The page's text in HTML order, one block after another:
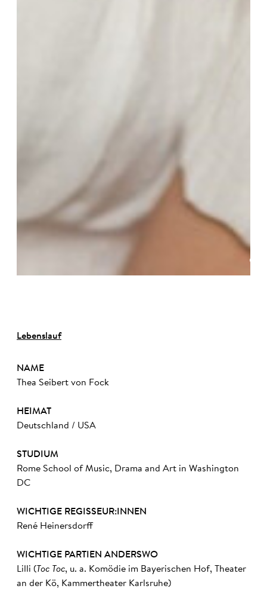
©
Lebenslauf
NAME
Thea Seibert von Fock
HEIMAT
Deutschland / USA
STUDIUM
Rome School of Music, Drama and Art in Washington
DC
WICHTIGE REGISSEUR:INNEN
René Heinersdorff
WICHTIGE PARTIEN ANDERSWO
Lilli (Toc Toc, u. a. Komödie im Bayerischen Hof, Theater
an der Kö, Kammertheater Karlsruhe)